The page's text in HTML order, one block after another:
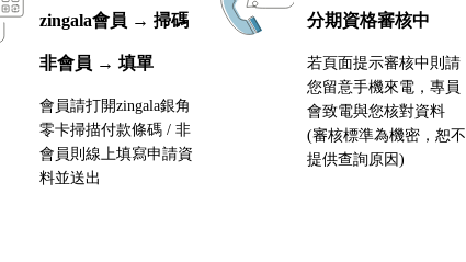
zingala會員 → 掃碼
非會員 → 填單
會員請打開zingala銀角
零卡掃描付款條碼 / 非
會員則線上填寫申請資
料並送出
分期資格審核中
若頁面提示審核中則請
您留意手機來電，專員
會致電與您核對資料
(審核標準為機密，恕不
提供查詢原因)